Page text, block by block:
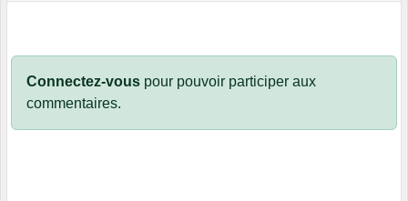
Connectez-vous pour pouvoir participer aux
commentaires.